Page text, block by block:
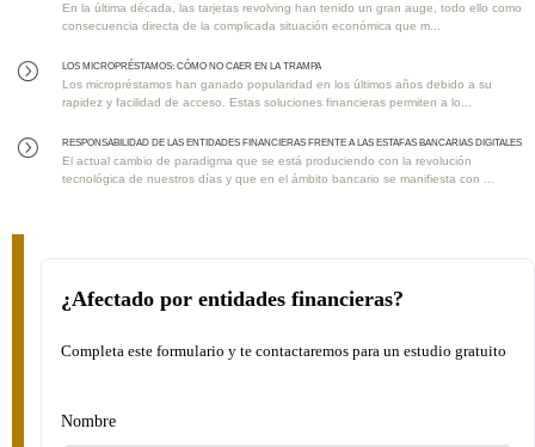
En la última década, las tarjetas revolving han tenido un gran auge, todo ello como
consecuencia directa de la complicada situación económica que m...
= Los MICROPRÉSTAMOS: Cómo No Caer en la Trampa
Los micropréstamos han ganado popularidad en los últimos años debido a su
rapidez y facilidad de acceso. Estas soluciones financieras permiten a lo...
= RESPONSABILIDAD DE LAS ENTIDADES FINANCIERAS FRENTE A LAS ESTAFAS BANCARIAS DIGITALES
El actual cambio de paradigma que se está produciendo con la revolución
tecnológica de nuestros días y que en el ámbito bancario se manifiesta con ...
¿Afectado por entidades financieras?
Completa este formulario y te contactaremos para un estudio gratuito
Nombre